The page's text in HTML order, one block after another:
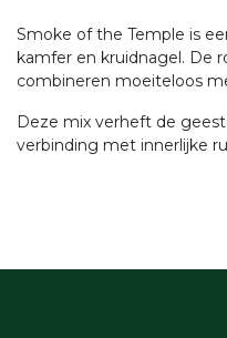
Smoke of the Temple is
kamfer en kruidnagel. De
combineren moeiteloos
Deze mix verheft de
verbinding met innerlijke